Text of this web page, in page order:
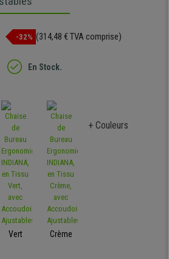
-32% (314,48 € TVA comprise)
En Stock.
Vert Crème
+ Couleurs